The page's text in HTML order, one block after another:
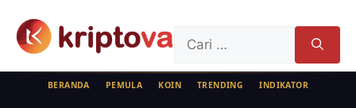
untuk:
BERANDA PEMULA KOIN TRENDING INDIKATOR